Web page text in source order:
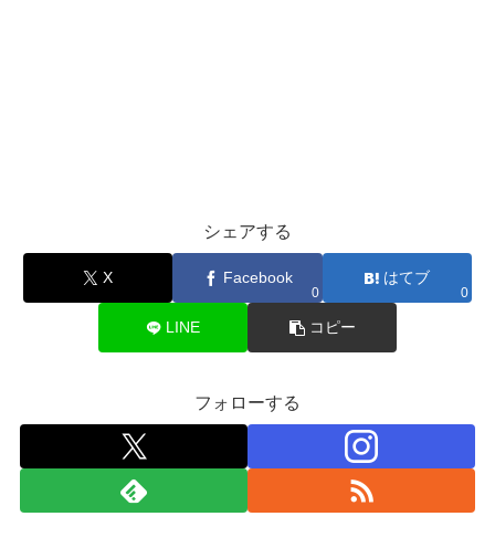
シェアする
X Facebook
0
はてブ
0
LINE コピー
フォローする